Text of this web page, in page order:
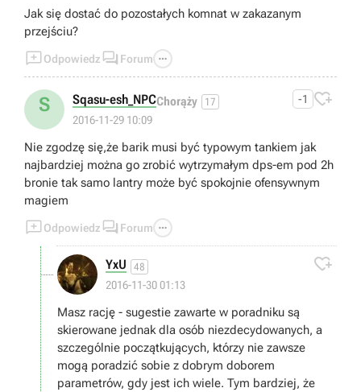
Jak się dostać do pozostałych komnat w zakazanym
przejściu?
Odpowiedz  Forum 
S Sqasu-esh_NPCChorąży 17
2016-11-29 10:09
-1 
Nie zgodzę się,że barik musi być typowym tankiem jak
najbardziej można go zrobić wytrzymałym dps-em pod 2h
bronie tak samo lantry może być spokojnie ofensywnym
magiem
Odpowiedz  Forum 
YxU 48
2016-11-30 01:13

Masz rację - sugestie zawarte w poradniku są
skierowane jednak dla osób niezdecydowanych, a
szczególnie początkujących, którzy nie zawsze
mogą poradzić sobie z dobrym doborem
parametrów, gdy jest ich wiele. Tym bardziej, że